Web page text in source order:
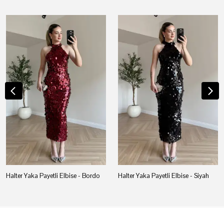
Halter Yaka Payetli Elbise - Bordo Halter Yaka Payetli Elbise - Siyah